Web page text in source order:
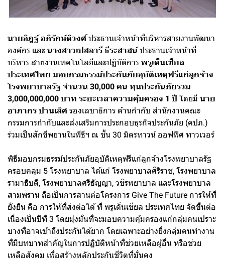
นายอิฎฐ์ อภิรักษ์ติวงศ์ประธานเจ้าหน้าที่บริหารสายงานพัฒนา
องค์กร และ นางสาวเปสลารี ธีระสาสน์ประธานเจ้าหน้าที่
บริหาร สายงานเทคโนโลยีและปฏิบัติการ พรูเด็นเชียล
ประเทศไทย มอบกรมธรรม์ประกันภัยอุบัติเหตุฟรีแก่ลูกจ้าง
โรงพยาบาลรัฐ จำนวน 30,000 คน ทุนประกันภัยรวม
3,000,000,000 บาท ระยะเวลาความคุ้มครอง 1 ปี โดยมี นาย
อาภากร ปานเลิศ รองเลขาธิการ ด้านกำกับ สำนักงานคณะ
กรรมการกำกับและส่งเสริมการประกอบธุรกิจประกันภัย (คปภ.)
ร่วมเป็นสักขีพยานในพีธีฯ ณ ชั้น 30 มิตรทาวน์ ออฟฟิศ ทาวเวอร์
พิธีมอบกรมธรรม์ประกันภัยอุบัติเหตุฟรีแก่ลูกจ้างโรงพยาบาลรัฐ
ครอบคลุม 5 โรงพยาบาล ได้แก่ โรงพยาบาลศิริราช, โรงพยาบาล
รามาธิบดี, โรงพยาบาลศรีธัญญา, วชิรพยาบาล และโรงพยาบาล
สามพราน ถือเป็นการสานต่อโครงการ Give The Future การให้ที่
ยั่งยืน คือ การให้ที่ส่งต่อได้ ที่ พรูเด็นเชียล ประเทศไทย จัดขึ้นต่อ
เนื่องเป็นปีที่ 3 โดยมุ่งมั่นที่จะมอบความคุ้มครองแก่กลุ่มคนเปราะ
บางที่อาจเข้าถึงประกันได้ยาก โดยเฉพาะอย่างยิ่งกลุ่มคนทำงาน
ที่มีบทบาทสำคัญในการปฏิบัติหน้าที่ช่วยเหลือผู้อื่น หรือช่วย
เหลือสังคม เพื่อสร้างหลักประกันชีวิตที่มั่นคง